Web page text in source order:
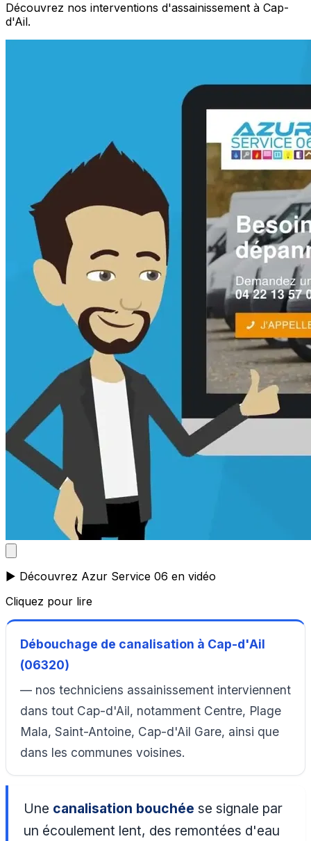
Découvrez nos interventions d'assainissement à Cap-
d'Ail.
▶️ Découvrez Azur Service 06 en vidéo
Cliquez pour lire
Débouchage de canalisation à Cap-d'Ail
(06320)
— nos techniciens assainissement interviennent
dans tout Cap-d'Ail, notamment Centre, Plage
Mala, Saint-Antoine, Cap-d'Ail Gare, ainsi que
dans les communes voisines.
Une canalisation bouchée se signale par
un écoulement lent, des remontées d'eau